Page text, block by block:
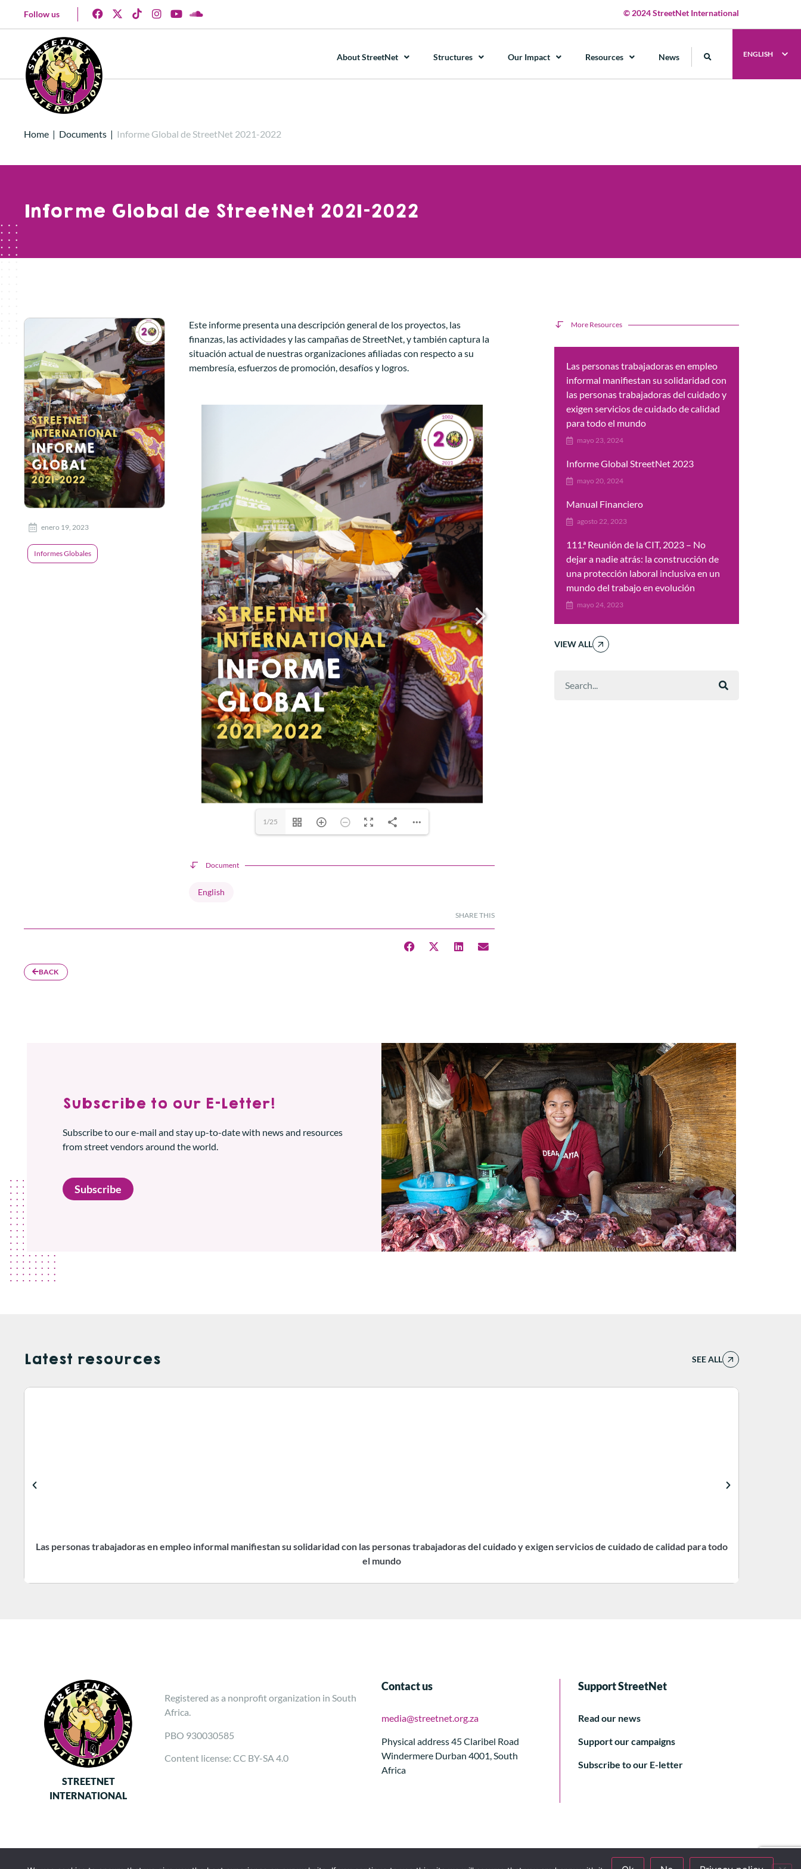
Follow us © 2024 StreetNet International
About StreetNet Structures Our Impact Resources News ENGLISH
Home | Documents | Informe Global de StreetNet 2021-2022
Informe Global de StreetNet 2021-2022
enero 19, 2023
Informes Globales
Este informe presenta una descripción general de los proyectos, las
finanzas, las actividades y las campañas de StreetNet, y también captura la
situación actual de nuestras organizaciones afiliadas con respecto a su
membresía, esfuerzos de promoción, desafíos y logros.
1/25
English
Document
SHARE THIS
BACK
More Resources
Las personas trabajadoras en empleo
informal manifiestan su solidaridad con
las personas trabajadoras del cuidado y
exigen servicios de cuidado de calidad
para todo el mundo
mayo 23, 2024
Informe Global StreetNet 2023
mayo 20, 2024
Manual Financiero
agosto 22, 2023
111.ª Reunión de la CIT, 2023 – No
dejar a nadie atrás: la construcción de
una protección laboral inclusiva en un
mundo del trabajo en evolución
mayo 24, 2023
VIEW ALL
Subscribe to our E-Letter!
Subscribe to our e-mail and stay up-to-date with news and resources
from street vendors around the world.
Subscribe
Latest resources SEE ALL
Las personas trabajadoras en empleo informal manifiestan su solidaridad con las personas trabajadoras del cuidado y exigen servicios de cuidado de calidad para todo
el mundo
STREETNET
INTERNATIONAL
Registered as a nonprofit organization in South
Africa.
PBO 930030585
Content license: CC BY-SA 4.0
Contact us
media@streetnet.org.za
Physical address 45 Claribel Road
Windermere Durban 4001, South
Africa
Support StreetNet
Read our news
Support our campaigns
Subscribe to our E-letter